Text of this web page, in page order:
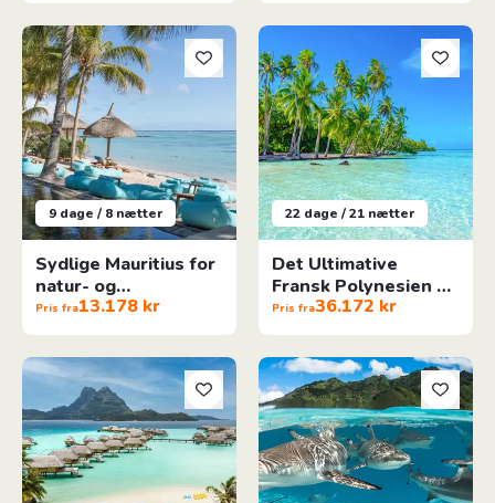
9 dage / 8 nætter
Sydlige Mauritius for
natur- og
strandelskere
Pris fra13.178 kr
Sydlige Mauritius for natur- og strandelskere
22 dage / 21 nætter
Det Ultimative
Fransk Polynesien Ø-
Hop
Pris fra36.172 kr
Det Ultimative Fransk
Barfodsluksus i Fransk PolynesienFransk Polynesien